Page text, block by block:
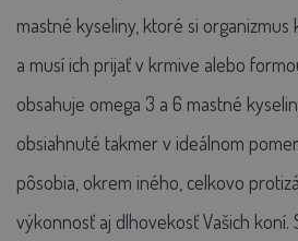
mastné kyseliny, ktoré si
a musí ich prijať v krmive alebo
obsahuje omega 3 a 6 mastné
obsiahnuté takmer v ideálnom
pôsobia, okrem iného, celkovo
výkonnosť aj dlhovekosť Vašich koní.